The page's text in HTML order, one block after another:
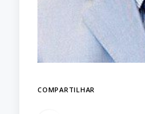
COMPARTILHAR